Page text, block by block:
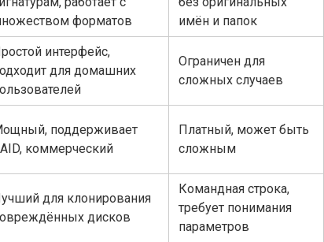
форматов
имён и папок
интерфейс,
для домашних
Ограничен для
сложных случаев
поддерживает
коммерческий
Платный, может быть
сложным
для клонирования
дисков
Командная строка,
требует понимания
параметров